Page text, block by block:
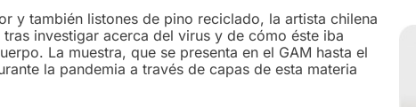
y también listones de pino reciclado, la artista chilena
investigar acerca del virus y de cómo éste iba
La muestra, que se presenta en el GAM hasta el
la pandemia a través de capas de esta materia